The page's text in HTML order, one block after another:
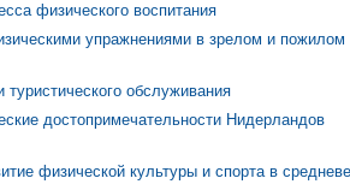
физического воспитания
упражнениями в зрелом и пожилом
туристического обслуживания
достопримечательности Нидерландов
физической культуры и спорта в